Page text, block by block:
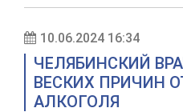
10.06.2024 16:34
ЧЕЛЯБИНСКИЙ
ВЕСКИХ ПРИЧИН
АЛКОГОЛЯ